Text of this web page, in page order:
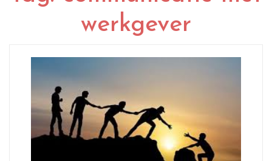
werkgever